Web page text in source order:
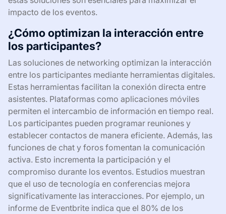
impacto de los eventos.
¿Cómo optimizan la interacción entre
los participantes?
Las soluciones de networking optimizan la interacción
entre los participantes mediante herramientas digitales.
Estas herramientas facilitan la conexión directa entre
asistentes. Plataformas como aplicaciones móviles
permiten el intercambio de información en tiempo real.
Los participantes pueden programar reuniones y
establecer contactos de manera eficiente. Además, las
funciones de chat y foros fomentan la comunicación
activa. Esto incrementa la participación y el
compromiso durante los eventos. Estudios muestran
que el uso de tecnología en conferencias mejora
significativamente las interacciones. Por ejemplo, un
informe de Eventbrite indica que el 80% de los